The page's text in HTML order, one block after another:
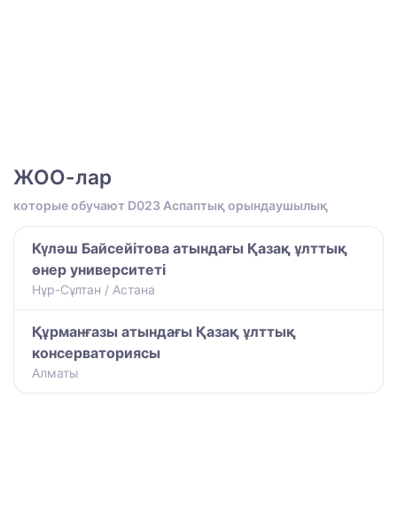
ЖОО-лар
которые обучают D023 Аспаптық орындаушылық
Күләш Байсейітова атындағы Қазақ ұлттық
өнер университеті
Нұр-Сұлтан / Астана
Құрманғазы атындағы Қазақ ұлттық
консерваториясы
Алматы